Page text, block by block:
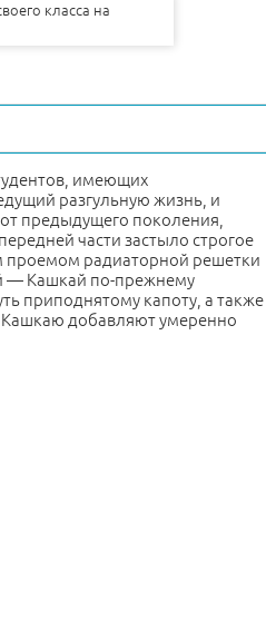
класса на
имеющих
разгульную жизнь, и
предыдущего поколения,
части застыло строгое
радиаторной решетки
— Кашкай по-прежнему
приподнятому капоту, а также
Кашкаю добавляют умеренно